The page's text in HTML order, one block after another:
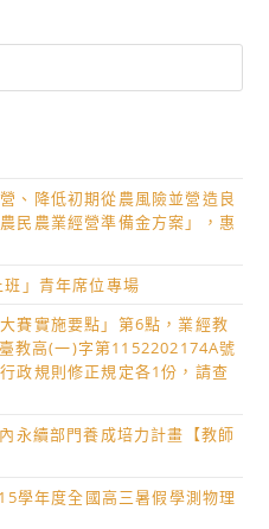
、降低初期從農風險並營造良
民農業經營準備金方案」，惠
」青年席位專場
賽實施要點」第6點，業經教
教高(一)字第1152202174A號
政規則修正規定各1份，請查
永續部門養成培力計畫【教師
學年度全國高三暑假學測物理